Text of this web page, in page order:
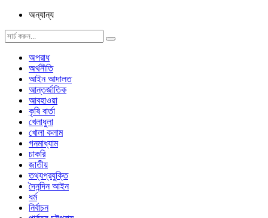
অন্যান্য
অপরাধ
অর্থনীতি
আইন আদালত
আন্তর্জাতিক
আবহাওয়া
কৃষি বার্তা
খেলাধুলা
খোলা কলাম
গনমাধ্যাম
চাকরি
জাতীয়
তথ্যপ্রযুক্তি
দৈনন্দিন আইন
ধর্ম
নির্বাচন